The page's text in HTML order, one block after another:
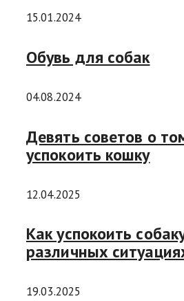
15.01.2024
Обувь для собак
04.08.2024
Девять советов о
успокоить кошку
12.04.2025
Как успокоить
различных
19.03.2025